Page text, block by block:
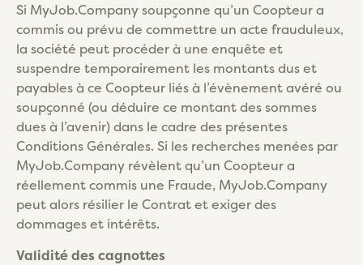
Si MyJob.Company soupçonne qu’un Coopteur a
commis ou prévu de commettre un acte frauduleux,
la société peut procéder à une enquête et
suspendre temporairement les montants dus et
payables à ce Coopteur liés à l’évènement avéré ou
soupçonné (ou déduire ce montant des sommes
dues à l’avenir) dans le cadre des présentes
Conditions Générales. Si les recherches menées par
MyJob.Company révèlent qu’un Coopteur a
réellement commis une Fraude, MyJob.Company
peut alors résilier le Contrat et exiger des
dommages et intérêts.
Validité des cagnottes